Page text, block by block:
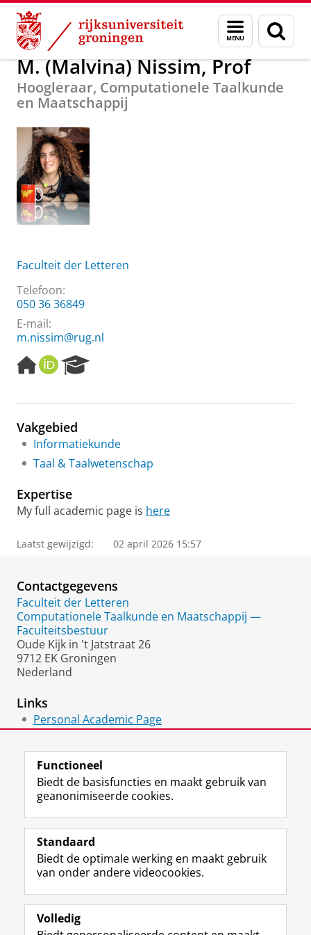
Skip
Content
Skip
Navigation
Menu
en
zoeken
Over ons M. (Malvina) Nissim, Prof
M. (Malvina) Nissim, Prof
Hoogleraar, Computationele Taalkunde
en Maatschappij
Faculteit der Letteren
Telefoon:
050 36 36849
E-mail:
m.nissim@rug.nl
H
o
e
a
g
e
O
R
I
e
c
h
t
l
Vakgebied
Informatiekunde
Taal & Taalwetenschap
Expertise
My full academic page is here
Laatst gewijzigd: 02 april 2026 15:57
Contactgegevens
Faculteit der Letteren
Computationele Taalkunde en Maatschappij —
Faculteitsbestuur
Oude Kijk in 't Jatstraat 26
9712 EK Groningen
Nederland
Links
Personal Academic Page
Volg de RUG
F
a
e
b
o
p
L
i
k
e
I
-
R
S
-
f
e
R
I
n
t
r
m
Y
o
T
e
k
Studiekiezers
Alumni
Functioneel
Biedt de basisfuncties en maakt gebruik van
geanonimiseerde cookies.
Standaard
Biedt de optimale werking en maakt gebruik
van onder andere videocookies.
Volledig